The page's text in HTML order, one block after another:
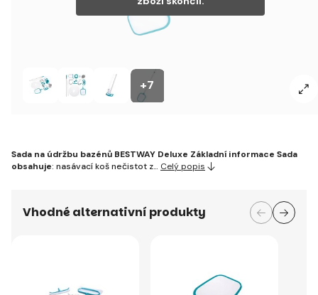
+7
Sada na údržbu bazénů BESTWAY Deluxe Základní informace Sada
obsahuje: nasávací koš nečistot z… Celý popis
Vhodné alternativní produkty